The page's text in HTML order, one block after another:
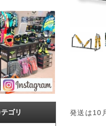
発送は10
ゴリ